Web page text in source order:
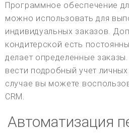
Программное обеспечение
можно использовать для
индивидуальных заказов.
кондитерской есть
делает определенные
вести подробный учет
случае вы можете
CRM.
Автоматизация